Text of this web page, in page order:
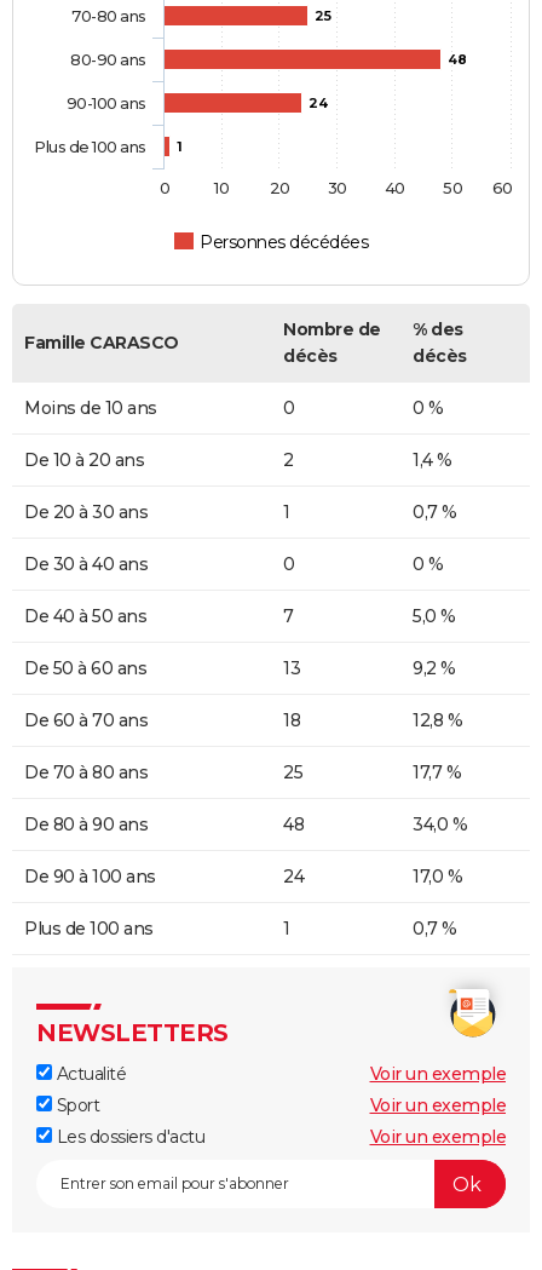
25
48
24
1
Personnes décédées
70-80 ans
80-90 ans
90-100 ans
Plus de 100 ans
0 10 20 30 40 50 60
Famille CARASCO
Nombre de
décès
% des
décès
Moins de 10 ans 0 0 %
De 10 à 20 ans 2 1,4 %
De 20 à 30 ans 1 0,7 %
De 30 à 40 ans 0 0 %
De 40 à 50 ans 7 5,0 %
De 50 à 60 ans 13 9,2 %
De 60 à 70 ans 18 12,8 %
De 70 à 80 ans 25 17,7 %
De 80 à 90 ans 48 34,0 %
De 90 à 100 ans 24 17,0 %
Plus de 100 ans 1 0,7 %
NEWSLETTERS
Actualité
Voir un exemple
Sport
Voir un exemple
Les dossiers d'actu
Voir un exemple